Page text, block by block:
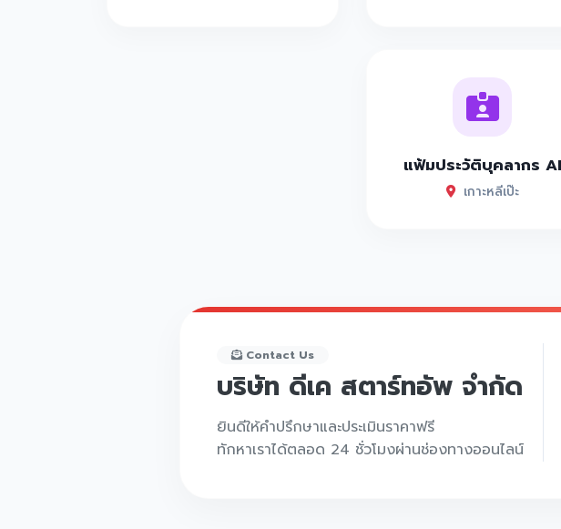
แฟ้มประวัติบุคลากร AI
เกาะหลีเป๊ะ
Contact Us
บริษัท ดีเค สตาร์ทอัพ จำกัด
ยินดีให้คำปรึกษาและประเมินราคาฟรี
ทักหาเราได้ตลอด 24 ชั่วโมงผ่านช่องทางออนไลน์